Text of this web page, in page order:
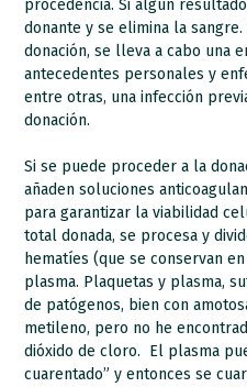
procedencia. Si algún
donante y se elimina la
donación, se lleva a cabo una
antecedentes personales y
entre otras, una infección
donación.
Si se puede proceder a la
añaden soluciones
para garantizar la viabilidad
total donada, se procesa y
hematíes (que se conservan
plasma. Plaquetas y plasma,
de patógenos, bien con
metileno, pero no he
dióxido de cloro. El plasma
cuarentado” y entonces se